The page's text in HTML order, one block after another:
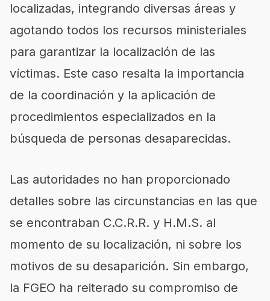
localizadas, integrando diversas áreas y
agotando todos los recursos ministeriales
para garantizar la localización de las
víctimas. Este caso resalta la importancia
de la coordinación y la aplicación de
procedimientos especializados en la
búsqueda de personas desaparecidas.
Las autoridades no han proporcionado
detalles sobre las circunstancias en las que
se encontraban C.C.R.R. y H.M.S. al
momento de su localización, ni sobre los
motivos de su desaparición. Sin embargo,
la FGEO ha reiterado su compromiso de